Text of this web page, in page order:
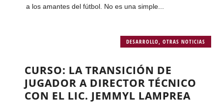
a los amantes del fútbol. No es una simple...
DESARROLLO ,OTRAS NOTICIAS
CURSO: LA TRANSICIÓN DE
JUGADOR A DIRECTOR TÉCNICO
CON EL LIC. JEMMYL LAMPREA